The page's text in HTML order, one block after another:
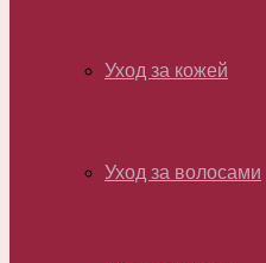
Уход за кожей
Уход за волосами